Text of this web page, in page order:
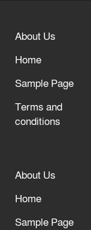
About Us
Home
Sample Page
Terms and
conditions
About Us
Home
Sample Page